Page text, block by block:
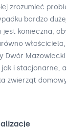
zrozumieć
bardzo
konieczna,
Dwór
i stacjonarne,
zwierząt